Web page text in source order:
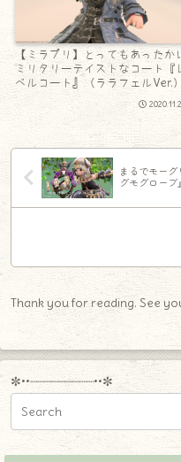
【ミラプリ】とってもあったか
ミリタリーテイストなコート『
ベルコート』（ララフェルVer.）
まるでモー
グモグローブ』
Thank you for reading. See
✼••┈┈┈┈┈┈┈┈┈••✼